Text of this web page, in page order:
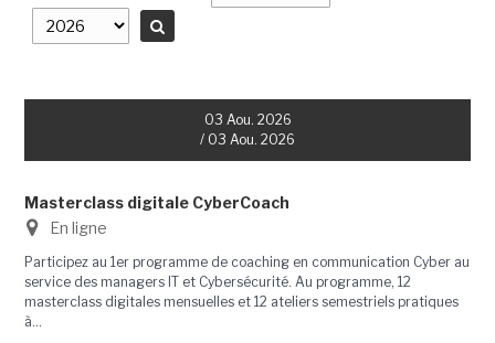
03 Aou. 2026
/ 03 Aou. 2026
Masterclass digitale CyberCoach
En ligne
Participez au 1er programme de coaching en communication Cyber au
service des managers IT et Cybersécurité. Au programme, 12
masterclass digitales mensuelles et 12 ateliers semestriels pratiques
à...